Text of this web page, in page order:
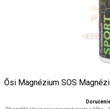
Ősi Magnézium SOS